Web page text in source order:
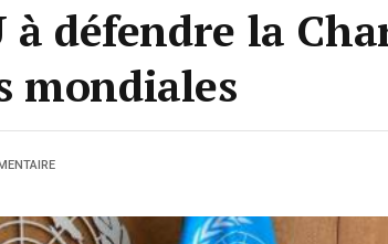
à défendre la
mondiales